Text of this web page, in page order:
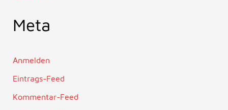
Meta
Anmelden
Eintrags-Feed
Kommentar-Feed